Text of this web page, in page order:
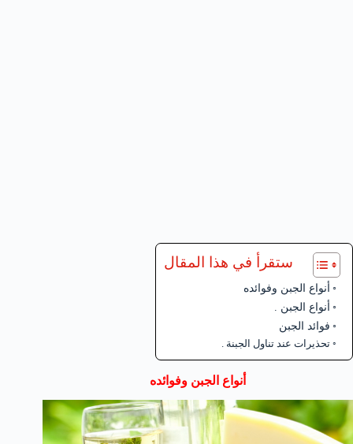
ستقرأ في هذا المقال
أنواع الجبن وفوائده
أنواع الجبن .
فوائد الجبن
تحذيرات عند تناول الجبنة .
أنواع الجبن وفوائده